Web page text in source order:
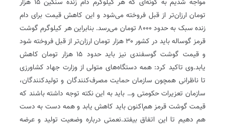
مواجه شدیم به گونه‌ای که هر کیلوگرم دام زنده سنگین ۱۵ هزار
تومان ارزان‌تر از قبل فروخته می‌شود و این کاهش قیمت برای دام
زنده سبک به حدود ۸۰۰۰ تومان می‌رسد. بنابراین هر کیلوگرم گوشت
قرمز گوساله باید در کشور ۳۰ هزار تومان ارزان‌تر از قبل فروخته شود
و قیمت گوشت گوسفندی نیز باید حدود ۱۵ هزار تومان کاهش
یابد.وی تاکید کرد: همه دستگاه‌های متولی از وزارت جهاد کشاورزی
تا ناظرانی همچون سازمان حمایت مصرف‌کنندگان و تولیدکنندگان،
سازمان تعزیرات حکومتی و… باید به این نکته توجه داشته باشند که
قیمت گوشت قرمز هم‌اکنون باید کاهش یابد و همه دست به دست
هم دهیم تا این اتفاق بیفتد.نعمتی درباره وضعیت تولید و عرضه